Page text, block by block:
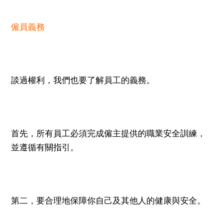
僱員義務
談過權利，我們也要了解員工的義務。
首先，所有員工必須完成僱主提供的職業安全訓練，
並遵循有關指引。
第二，要合理地保障你自己及其他人的健康與安全。